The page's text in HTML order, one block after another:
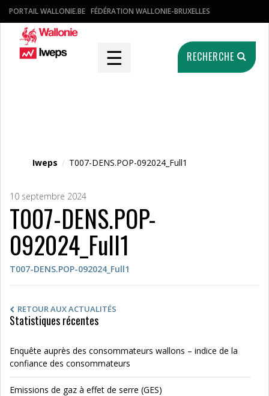
PORTAIL WALLONIE.BE FÉDÉRATION WALLONIE-BRUXELLES
☰ RECHERCHE
Iweps / T007-DENS.POP-092024_Full1
10 septembre 2024
T007-DENS.POP-
092024_Full1
T007-DENS.POP-092024_Full1
RETOUR AUX ACTUALITÉS
Statistiques récentes
Enquête auprès des consommateurs wallons – indice de la
confiance des consommateurs
Emissions de gaz à effet de serre (GES)